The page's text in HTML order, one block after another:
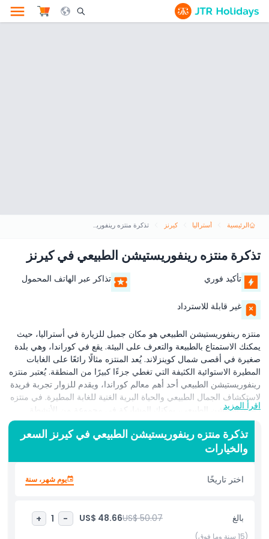
Search Opener Icon
الرئيسية أستراليا كيرنز تذكرة منتزه رينفوريستيشن الطبيعي في كيرنز
تذكرة منتزه رينفوريستيشن الطبيعي في كيرنز
تأكيد فوري تذاكر عبر الهاتف المحمول
غير قابلة للاسترداد
منتزه رينفوريستيشن الطبيعي هو مكان جميل للزيارة في أستراليا، حيث
يمكنك الاستمتاع بالطبيعة والتعرف على البيئة. يقع في كوراندا، وهي بلدة
صغيرة في أقصى شمال كوينزلاند. يُعد المنتزه مثالًا رائعًا على الغابات
المطيرة الاستوائية الكثيفة التي تغطي جزءًا كبيرًا من المنطقة. يُعتبر منتزه
رينفوريستيشن الطبيعي أحد أهم معالم كوراندا، ويقدم للزوار تجربة فريدة
لاستكشاف الجمال الطبيعي والحياة البرية الغنية للغابة المطيرة. في منتزه
رينفوريستيشن الطبيعي، يمكنك المشاركة في مجموعة من الأنشطة
الممتعة التي تساعدك على التواصل مع الطبيعة. من أبرز هذه الأنشطة
جولة آرمي داك الشهيرة. تأخذك هذه المركبات الخاصة عبر الغابة المطيرة
على اليابسة وفي الماء، مما يمنحك رؤية مقربة للمناظر الطبيعية. تتيح هذه
الجولة للزوار رؤية النباتات الاستوائية والأشجار والحيوانات التي تعيش في
الغابة المطيرة. بالإضافة إلى جولة آرمي داك، يتيح المنتزه أيضًا فرصة
لمشاهدة الحيوانات الأسترالية المحلية. يقطن المنتزه العديد من الحيوانات،
للتعرف على الحياة البرية الفريدة في أستراليا ضمن بيئة آمنة وتفاعلية.
كما يشتهر منتزه رينفوريستيشن الطبيعي بتجاربها الثقافية. يمكن للزوار
الاستمتاع بعرض تقليدي للسكان الأصليين، حيث يتعرفون على تاريخ
اقرأ المزيد
تذكرة منتزه رينفوريستيشن الطبيعي في كيرنز السعر
والخيارات
اختر تاريخًا يوم شهر، سنة
بالغ US$ 50.07
US$ 48.66
-
1
+
(15 سنة وما فوق)